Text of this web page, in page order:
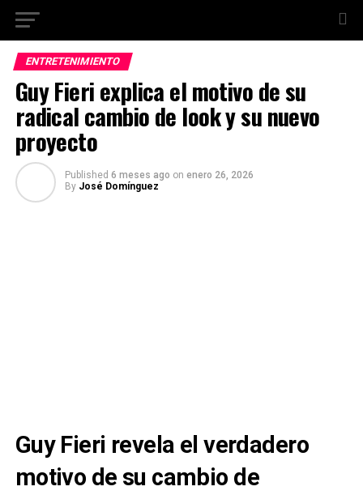
ENTRETENIMIENTO
Guy Fieri explica el motivo de su
radical cambio de look y su nuevo
proyecto
Published 6 meses ago on enero 26, 2026
By José Domínguez
Guy Fieri revela el verdadero
motivo de su cambio de